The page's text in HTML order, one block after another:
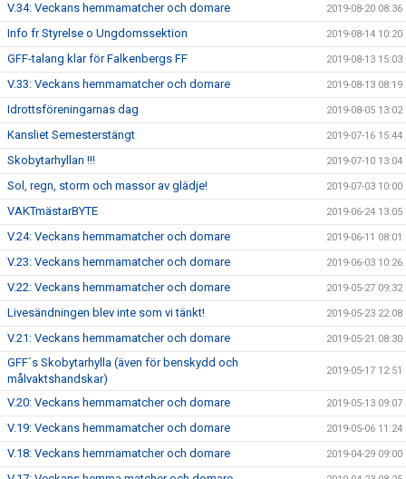
V.34: Veckans hemmamatcher och domare 2019-08-20 08:36
Info fr Styrelse o Ungdomssektion 2019-08-14 10:20
GFF-talang klar för Falkenbergs FF 2019-08-13 15:03
V.33: Veckans hemmamatcher och domare 2019-08-13 08:19
Idrottsföreningarnas dag 2019-08-05 13:02
Kansliet Semesterstängt 2019-07-16 15:44
Skobytarhyllan !!! 2019-07-10 13:04
Sol, regn, storm och massor av glädje! 2019-07-03 10:00
VAKTmästarBYTE 2019-06-24 13:05
V.24: Veckans hemmamatcher och domare 2019-06-11 08:01
V.23: Veckans hemmamatcher och domare 2019-06-03 10:26
V.22: Veckans hemmamatcher och domare 2019-05-27 09:32
Livesändningen blev inte som vi tänkt! 2019-05-23 22:08
V.21: Veckans hemmamatcher och domare 2019-05-21 08:30
GFF´s Skobytarhylla (även för benskydd och
målvaktshandskar)
2019-05-17 12:51
V.20: Veckans hemmamatcher och domare 2019-05-13 09:07
V.19: Veckans hemmamatcher och domare 2019-05-06 11:24
V.18: Veckans hemmamatcher och domare 2019-04-29 09:00